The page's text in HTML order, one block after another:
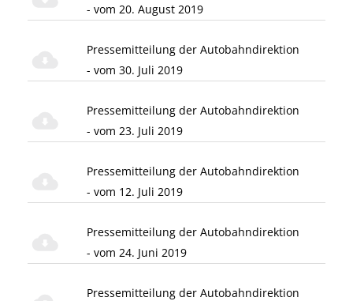
- vom 20. August 2019
Pressemitteilung der Autobahndirektion
- vom 30. Juli 2019
Pressemitteilung der Autobahndirektion
- vom 23. Juli 2019
Pressemitteilung der Autobahndirektion
- vom 12. Juli 2019
Pressemitteilung der Autobahndirektion
- vom 24. Juni 2019
Pressemitteilung der Autobahndirektion